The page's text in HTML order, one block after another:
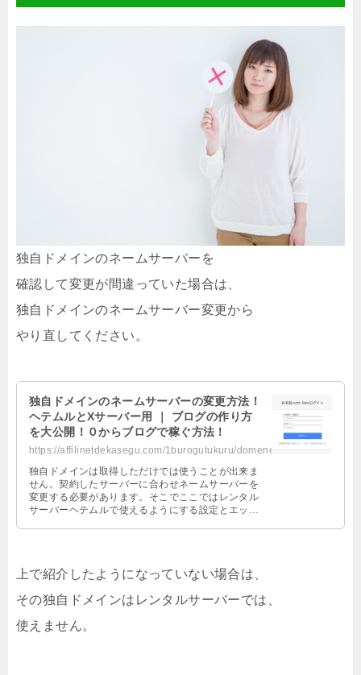
独自ドメインのネームサーバーを
確認して変更が間違っていた場合は、
独自ドメインのネームサーバー変更から
やり直してください。
独自ドメインのネームサーバーの変更方法！
ヘテムルとXサーバー用 ｜ ブログの作り方
を大公開！０からブログで稼ぐ方法！
独自ドメインは取得しただけでは使うことが出来ま
せん。契約したサーバーに合わせネームサーバーを
変更する必要があります。そこでここではレンタル
サーバーヘテムルで使えるようにする設定とエック
上で紹介したようになっていない場合は、
その独自ドメインはレンタルサーバーでは、
使えません。